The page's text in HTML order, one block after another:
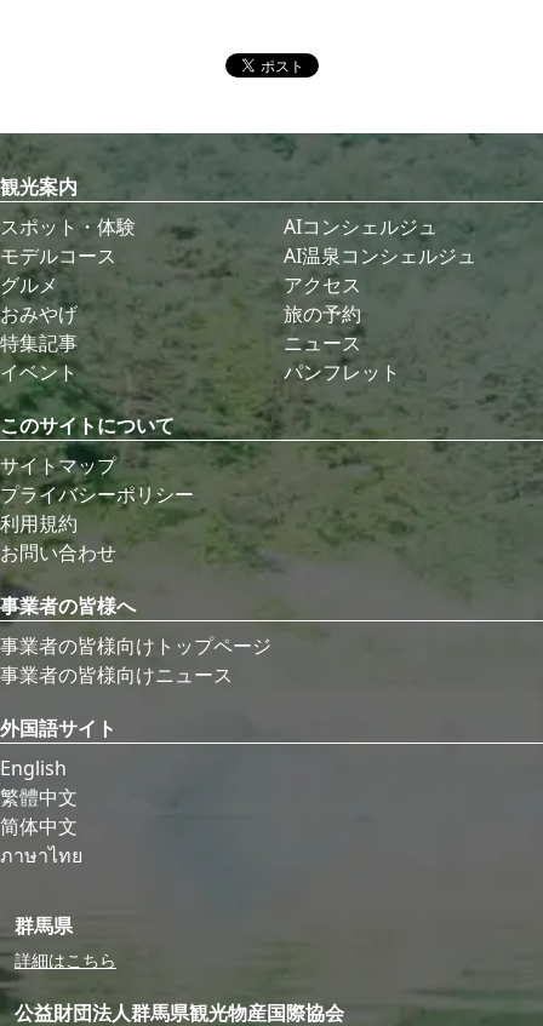
観光案内
スポット・体験
モデルコース
グルメ
おみやげ
特集記事
イベント
AIコンシェルジュ
AI温泉コンシェルジュ
アクセス
旅の予約
ニュース
パンフレット
このサイトについて
サイトマップ
プライバシーポリシー
利用規約
お問い合わせ
事業者の皆様へ
事業者の皆様向けトップページ
事業者の皆様向けニュース
外国語サイト
English
繁體中文
简体中文
ภาษาไทย
群馬県
詳細はこちら
公益財団法人群馬県観光物産国際協会